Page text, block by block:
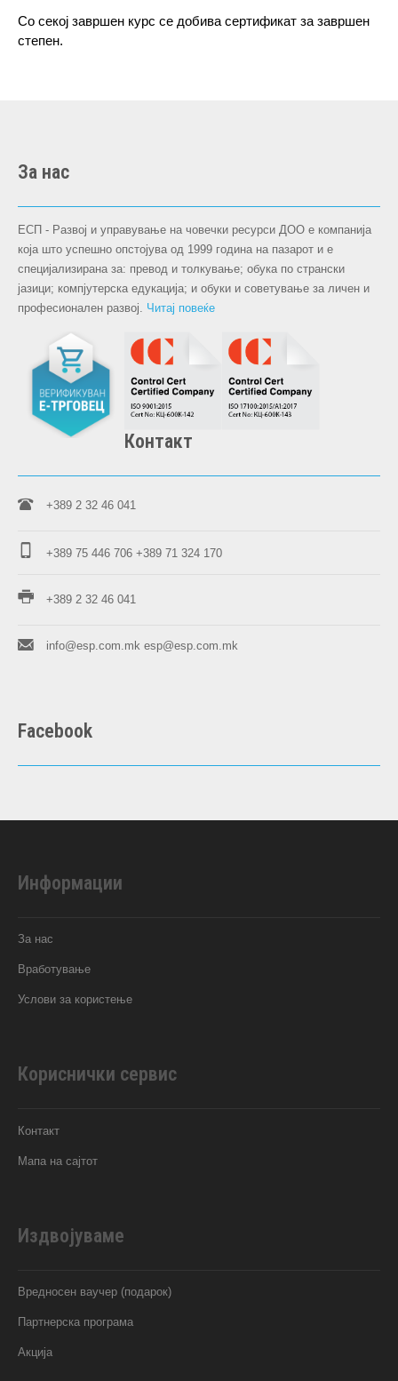
Со секој завршен курс се добива сертификат за завршен
степен.
За нас
ЕСП - Развој и управување на човечки ресурси ДОО е компанија
која што успешно опстојува oд 1999 година на пазарот и е
специјализирана за: превод и толкување; обука по странски
јазици; компјутерска едукација; и обуки и советување за личен и
професионален развој. Читај повеќе
Контакт
+389 2 32 46 041
+389 75 446 706 +389 71 324 170
+389 2 32 46 041
info@esp.com.mk esp@esp.com.mk
Facebook
Информации
За нас
Вработување
Услови за користење
Кориснички сервис
Контакт
Мапа на сајтот
Издвојуваме
Вредносен ваучер (подарок)
Партнерска програма
Акција